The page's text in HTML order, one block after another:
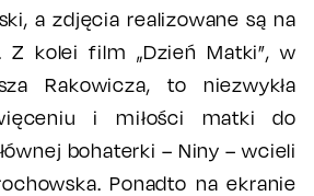
a zdjęcia realizowane są na
Z kolei film „Dzień Matki”, w
Rakowicza, to niezwykła
i miłości matki do
bohaterki – Niny – wcieli
Ponadto na ekranie